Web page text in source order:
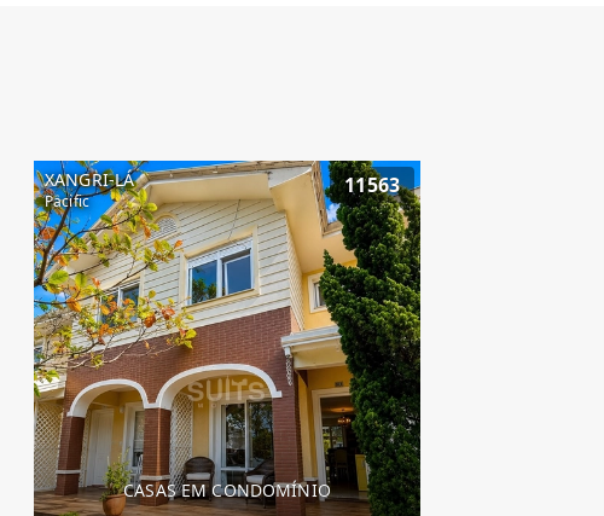
XANGRI-LÁ
Pacific
11563
CASAS EM CONDOMÍNIO